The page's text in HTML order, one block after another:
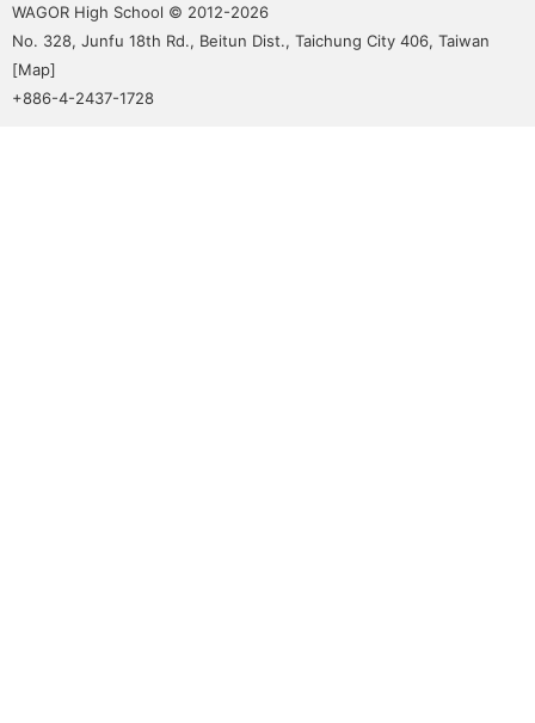
WAGOR High School © 2012-2026
No. 328, Junfu 18th Rd., Beitun Dist., Taichung City 406, Taiwan
[Map]
+886-4-2437-1728